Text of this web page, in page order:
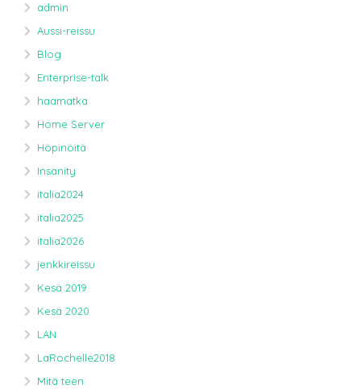
admin
Aussi-reissu
Blog
Enterprise-talk
haamatka
Home Server
Höpinöitä
Insanity
italia2024
italia2025
italia2026
jenkkireissu
Kesä 2019
Kesä 2020
LAN
LaRochelle2018
Mitä teen